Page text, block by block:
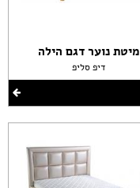
מיטת נוער דגם הילה
דיפ סליפ